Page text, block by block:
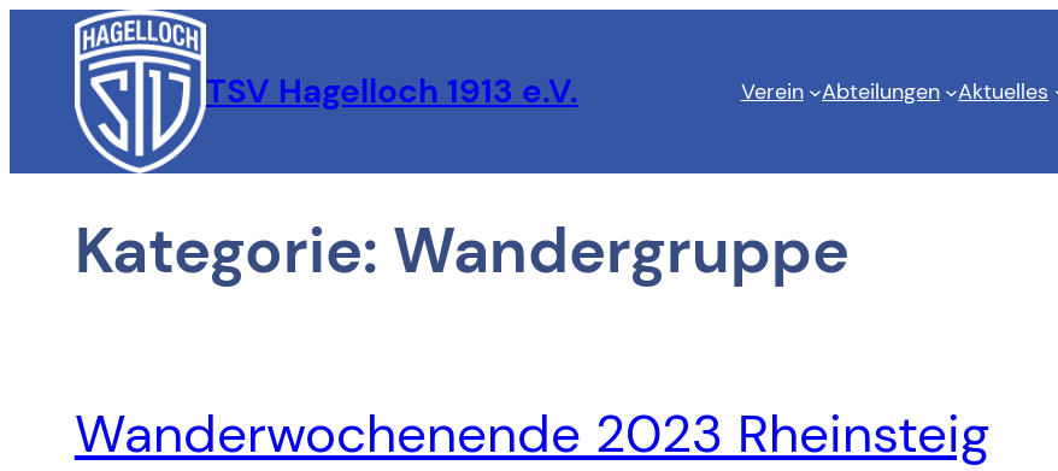
springen
TSV Hagelloch 1913 e.V. Verein Abteilungen Aktuelles
Kategorie: Wandergruppe
Wanderwochenende 2023 Rheinsteig